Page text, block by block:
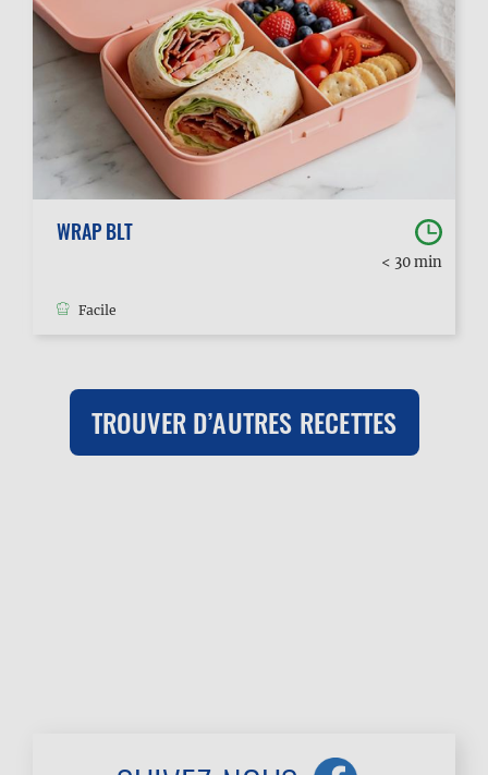
WRAP BLT
< 30 min
Facile
TROUVER D’AUTRES RECETTES